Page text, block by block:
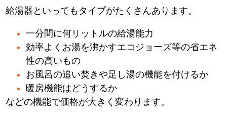
給湯器といってもタイプがたくさんあります。
一分間に何リットルの給湯能力
効率よくお湯を沸かすエコジョーズ等の省エネ
性の高いもの
お風呂の追い焚きや足し湯の機能を付けるか
暖房機能はどうするか
などの機能で価格が大きく変わります。